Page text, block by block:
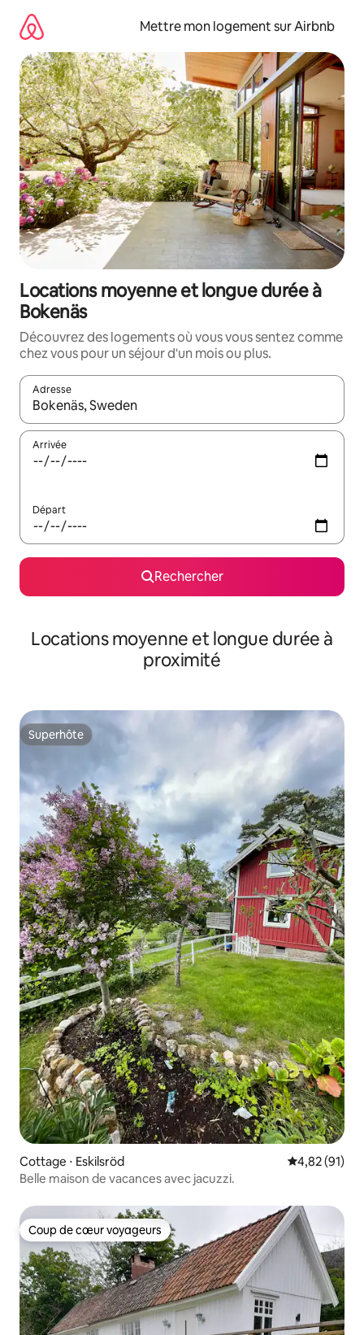
directement
contenu
Mettre mon logement sur Airbnb
Locations moyenne et longue durée à
Bokenäs
Découvrez des logements où vous vous sentez comme
chez vous pour un séjour d'un mois ou plus.
Adresse
Lorsque les résultats s'affichent, utilisez les flèches vers le
Arrivée
Départ
Rechercher
Locations moyenne et longue durée à
proximité
Superhôte
Superhôte
Cottage ⋅ Eskilsröd Évaluation
4,82 (91)
Belle maison de vacances avec jacuzzi.
Coup de cœur voyageurs
Coup de cœur voyageurs